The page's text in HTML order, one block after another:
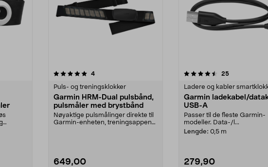
4anmeldelser
Puls- og treningsklokker
Garmin HRM-Dual pulsbånd,
pulsmåler med brystbånd
Nøyaktige pulsmålinger direkte til
Garmin-enheten, treningsappen
649,00
4.5av 5 stjerner 25anmeldelser
Ladere og kabler
Garmin ladekabel/
USB-A
Passer til de fleste Garmin-
modeller. Data-/l...
Lengde: 0,5 m
279,90
4.0av 5 stjerner